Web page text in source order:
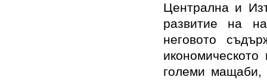
Централна и
развитие на
неговото
икономическото
големи